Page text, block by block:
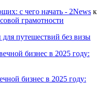
с чего начать - 2News к
грамотности
путешествий без визы
бизнес в 2025 году:
бизнес в 2025 году: